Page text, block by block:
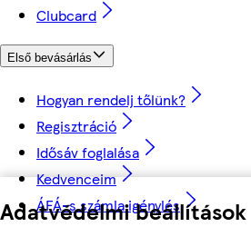
Adatvédelmi beállítások
Clubcard
Első bevásárlás
Hogyan rendelj tőlünk?
Regisztráció
Idősáv foglalása
Kedvenceim
ÁFÁ-s számla igénylés